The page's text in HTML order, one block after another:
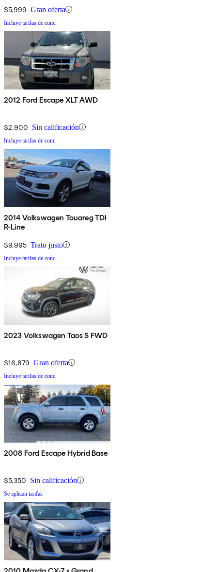
$5,999 Gran oferta
Incluye tarifas de conc.
2012 Ford Escape XLT AWD
$2,900 Sin calificación
Incluye tarifas de conc.
2014 Volkswagen Touareg TDI
R-Line
$9,995 Trato justo
Incluye tarifas de conc.
2023 Volkswagen Taos S FWD
$16,879 Gran oferta
Incluye tarifas de conc.
2008 Ford Escape Hybrid Base
$5,350 Sin calificación
Se aplican tarifas